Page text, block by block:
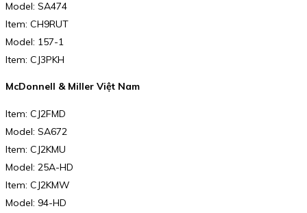
Model: SA474
Item: CH9RUT
Model: 157-1
Item: CJ3PKH
McDonnell & Miller Việt Nam
Item: CJ2FMD
Model: SA672
Item: CJ2KMU
Model: 25A-HD
Item: CJ2KMW
Model: 94-HD